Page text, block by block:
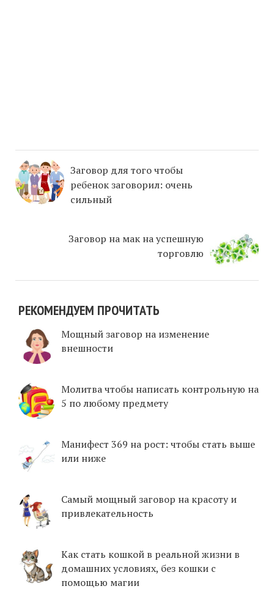
Заговор для того чтобы
ребенок заговорил: очень
сильный
Заговор на мак на успешную
торговлю
РЕКОМЕНДУЕМ ПРОЧИТАТЬ
Мощный заговор на изменение
внешности
Молитва чтобы написать контрольную на
5 по любому предмету
Манифест 369 на рост: чтобы стать выше
или ниже
Самый мощный заговор на красоту и
привлекательность
Как стать кошкой в реальной жизни в
домашних условиях, без кошки с
помощью магии